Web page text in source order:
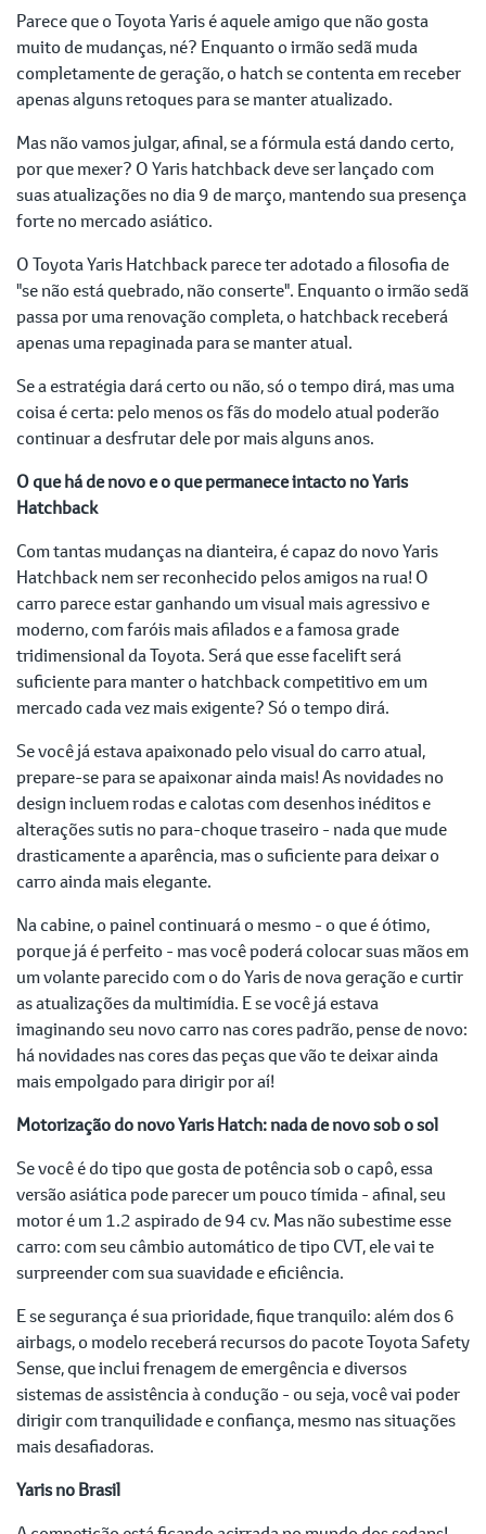
Parece que o Toyota Yaris é aquele amigo que não gosta
muito de mudanças, né? Enquanto o irmão sedã muda
completamente de geração, o hatch se contenta em receber
apenas alguns retoques para se manter atualizado.
Mas não vamos julgar, afinal, se a fórmula está dando certo,
por que mexer? O Yaris hatchback deve ser lançado com
suas atualizações no dia 9 de março, mantendo sua presença
forte no mercado asiático.
O Toyota Yaris Hatchback parece ter adotado a filosofia de
"se não está quebrado, não conserte". Enquanto o irmão sedã
passa por uma renovação completa, o hatchback receberá
apenas uma repaginada para se manter atual.
Se a estratégia dará certo ou não, só o tempo dirá, mas uma
coisa é certa: pelo menos os fãs do modelo atual poderão
continuar a desfrutar dele por mais alguns anos.
O que há de novo e o que permanece intacto no Yaris
Hatchback
Com tantas mudanças na dianteira, é capaz do novo Yaris
Hatchback nem ser reconhecido pelos amigos na rua! O
carro parece estar ganhando um visual mais agressivo e
moderno, com faróis mais afilados e a famosa grade
tridimensional da Toyota. Será que esse facelift será
suficiente para manter o hatchback competitivo em um
mercado cada vez mais exigente? Só o tempo dirá.
Se você já estava apaixonado pelo visual do carro atual,
prepare-se para se apaixonar ainda mais! As novidades no
design incluem rodas e calotas com desenhos inéditos e
alterações sutis no para-choque traseiro - nada que mude
drasticamente a aparência, mas o suficiente para deixar o
carro ainda mais elegante.
Na cabine, o painel continuará o mesmo - o que é ótimo,
porque já é perfeito - mas você poderá colocar suas mãos em
um volante parecido com o do Yaris de nova geração e curtir
as atualizações da multimídia. E se você já estava
imaginando seu novo carro nas cores padrão, pense de novo:
há novidades nas cores das peças que vão te deixar ainda
mais empolgado para dirigir por aí!
Motorização do novo Yaris Hatch: nada de novo sob o sol
Se você é do tipo que gosta de potência sob o capô, essa
versão asiática pode parecer um pouco tímida - afinal, seu
motor é um 1.2 aspirado de 94 cv. Mas não subestime esse
carro: com seu câmbio automático de tipo CVT, ele vai te
surpreender com sua suavidade e eficiência.
E se segurança é sua prioridade, fique tranquilo: além dos 6
airbags, o modelo receberá recursos do pacote Toyota Safety
Sense, que inclui frenagem de emergência e diversos
sistemas de assistência à condução - ou seja, você vai poder
dirigir com tranquilidade e confiança, mesmo nas situações
mais desafiadoras.
Yaris no Brasil